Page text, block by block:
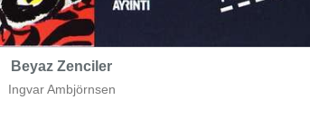
Beyaz Zenciler
Ingvar Ambjörnsen